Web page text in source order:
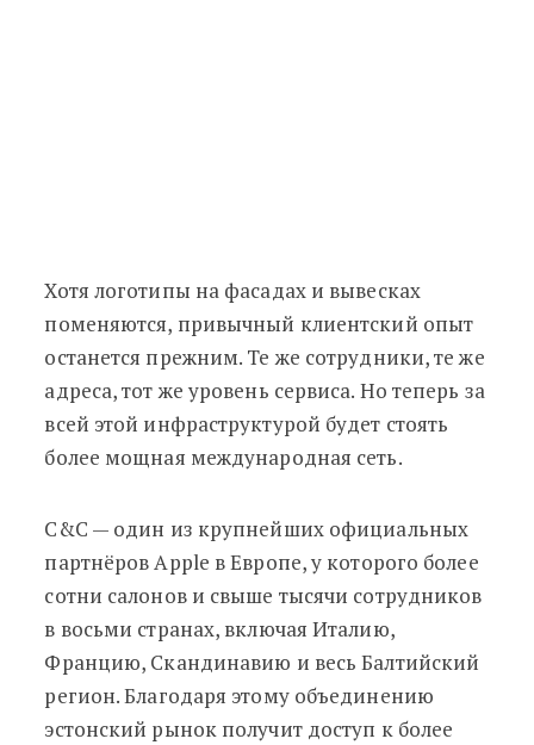
Хотя логотипы на фасадах и вывесках
поменяются, привычный клиентский опыт
останется прежним. Те же сотрудники, те же
адреса, тот же уровень сервиса. Но теперь за
всей этой инфраструктурой будет стоять
более мощная международная сеть.
C&C — один из крупнейших официальных
партнёров Apple в Европе, у которого более
сотни салонов и свыше тысячи сотрудников
в восьми странах, включая Италию,
Францию, Скандинавию и весь Балтийский
регион. Благодаря этому объединению
эстонский рынок получит доступ к более